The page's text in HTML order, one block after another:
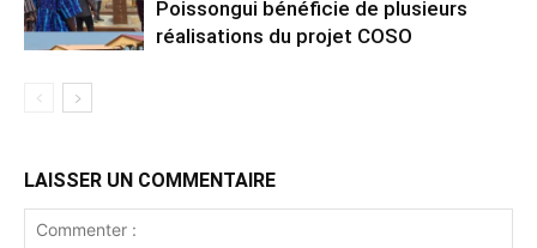
Poissongui bénéficie de plusieurs
réalisations du projet COSO
LAISSER UN COMMENTAIRE